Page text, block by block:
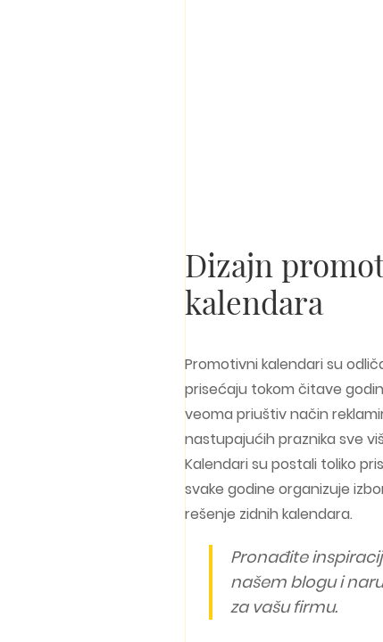
Dizajn
kalendara
Promotivni kalendari su
prisećaju tokom čitave
veoma priuštiv način
nastupajućih praznika sve
Kalendari su postali toliko
svake godine organizuje
rešenje zidnih kalendara.
Pronađite
našem blogu i
za vašu firmu.